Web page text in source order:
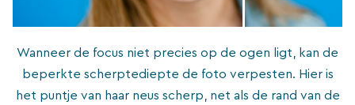
Wanneer de focus niet precies op de ogen ligt, kan de
beperkte scherptediepte de foto verpesten. Hier is
het puntje van haar neus scherp, net als de rand van de